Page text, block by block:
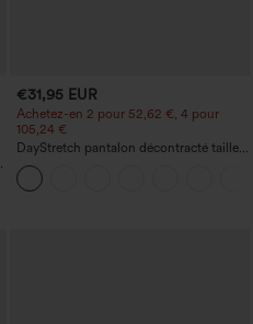
€31,95 EUR
Achetez-en 2 pour 52,62 €, 4 pour
105,24 €
DayStretch pantalon décontracté taille
haute à jambe en forme de tonneau
avec poches